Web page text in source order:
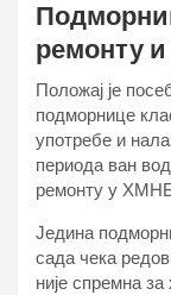
ремонту
Положај је
подморнице
употребе и
периода ван
ремонту у
Једина
сада чека
није спремна